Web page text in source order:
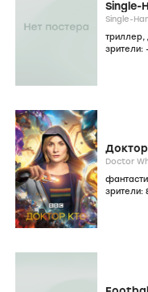
Single-
триллер,
зрители:
зрители: